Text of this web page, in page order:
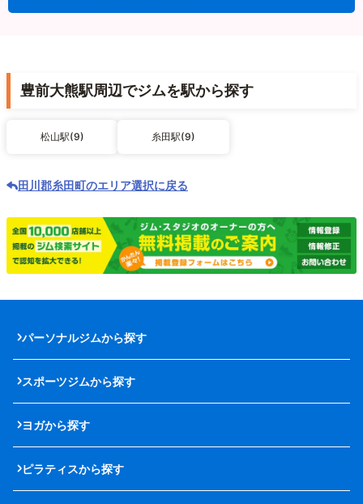
豊前大熊駅周辺でジムを駅から探す
松山駅(9) 糸田駅(9)
田川郡糸田町のエリア選択に戻る
パーソナルジムから探す
スポーツジムから探す
ヨガから探す
ピラティスから探す